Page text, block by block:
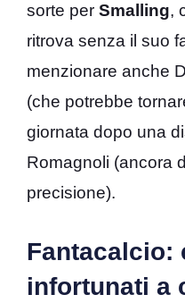
sorte per Smalling,
ritrova senza il suo
menzionare anche
(che potrebbe
giornata dopo una
Romagnoli (ancora
precisione).
Fantacalcio:
infortunati a